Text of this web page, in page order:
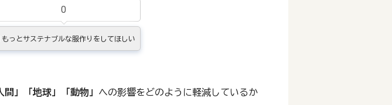
0
もっとサステナブルな服作りをしてほしい
間」 「地球」 「動物」 への影響をどのように軽減しているか